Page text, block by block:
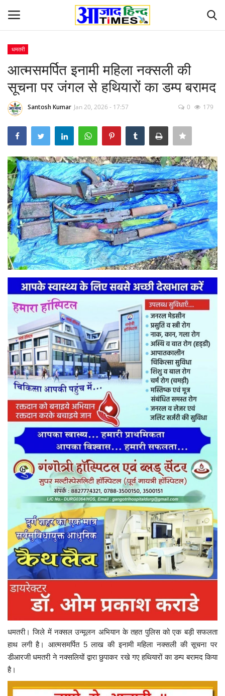
Home
ओडिशा
Contact
देश-विदेश
छत्तीसगढ़ राज्य
दुनिया
मनोरंजन
सेहत
धर्म
राशिफल
खेल
बिजनेस
फोटो
वीडियो
धमतरी
आत्मसमर्पित इनामी महिला नक्सली की
सूचना पर जंगल से हथियारों का डम्प बरामद
Santosh Kumar Jan 20, 2026 - 17:57 0 179
धमतरी। जिले में नक्सल उन्मूलन अभियान के तहत पुलिस को एक बड़ी सफलता
हाथ लगी है। आत्मसमर्पित 5 लाख की इनामी महिला नक्सली की सूचना पर
डीआरजी धमतरी ने नक्सलियों द्वारा छुपाकर रखे गए हथियारों का डम्प बरामद किया
है।